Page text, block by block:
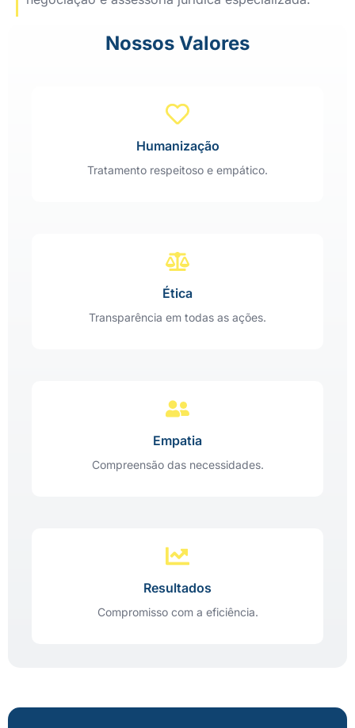
Nossos Valores
Humanização
Tratamento respeitoso e empático.
Ética
Transparência em todas as ações.
Empatia
Compreensão das necessidades.
Resultados
Compromisso com a eficiência.